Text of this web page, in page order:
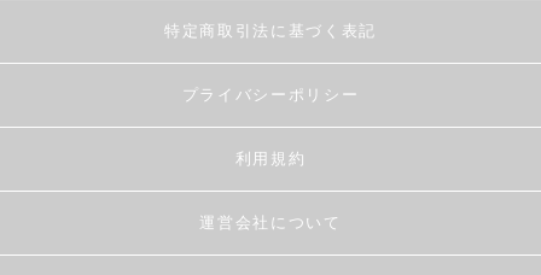
特定商取引法に基づく表記
プライバシーポリシー
利用規約
運営会社について